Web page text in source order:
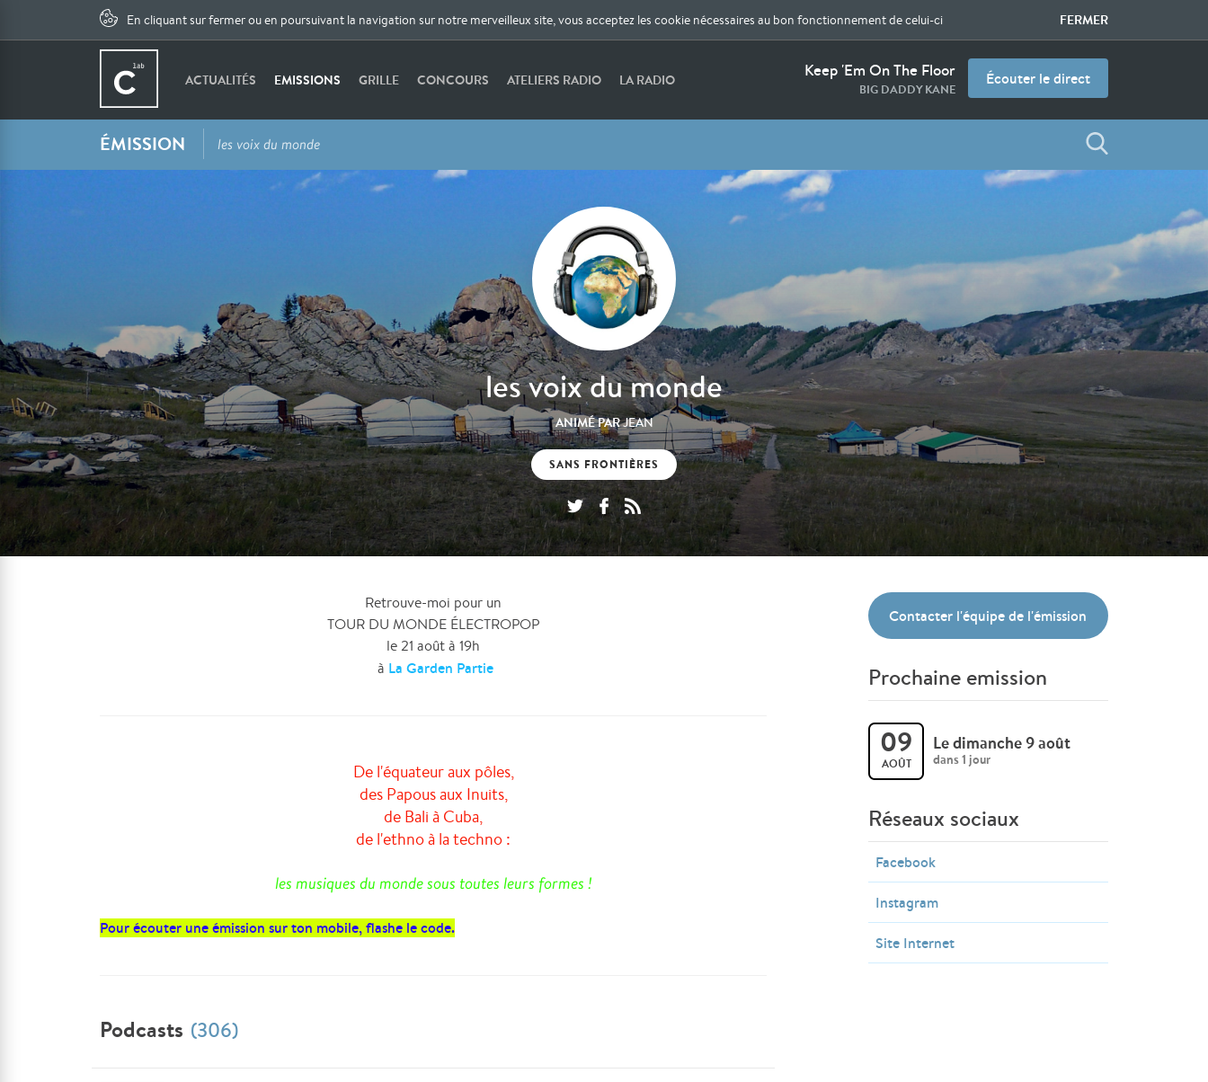
En cliquant sur fermer ou en poursuivant la navigation sur notre merveilleux site, vous acceptez les cookie nécessaires au bon fonctionnement de celui-ci FERMER
ACTUALITÉS EMISSIONS GRILLE CONCOURS ATELIERS RADIO LA RADIO Keep 'Em On The Floor
BIG DADDY KANE
Écouter le direct
ÉMISSION les voix du monde
les voix du monde
ANIMÉ PARJEAN
SANS FRONTIÈRES
Retrouve-moi pour un
TOUR DU MONDE ÉLECTROPOP
le 21 août à 19h
à La Garden Partie
De l'équateur aux pôles,
des Papous aux Inuits,
de Bali à Cuba,
de l'ethno à la techno :
les musiques du monde sous toutes leurs formes !
Pour écouter une émission sur ton mobile, flashe le code.
Podcasts (306)
Contacter l'équipe de l'émission
Prochaine emission
09
AOÛT
Le dimanche 9 août
dans 1 jour
Réseaux sociaux
Facebook
Instagram
Site Internet